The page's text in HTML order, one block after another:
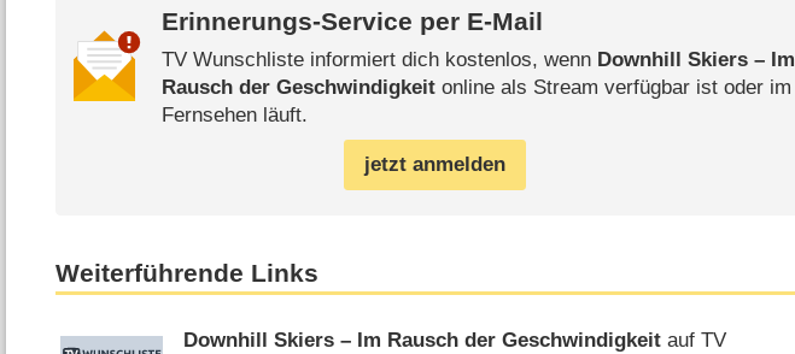
Erinnerungs-Service per E-Mail
TV Wunschliste informiert dich kostenlos, wenn Downhill Skiers – Im
Rausch der Geschwindigkeitonline als Stream verfügbar ist oder im
Fernsehen läuft.
jetzt anmelden
Weiterführende Links
Downhill Skiers – Im Rausch der Geschwindigkeit auf TV